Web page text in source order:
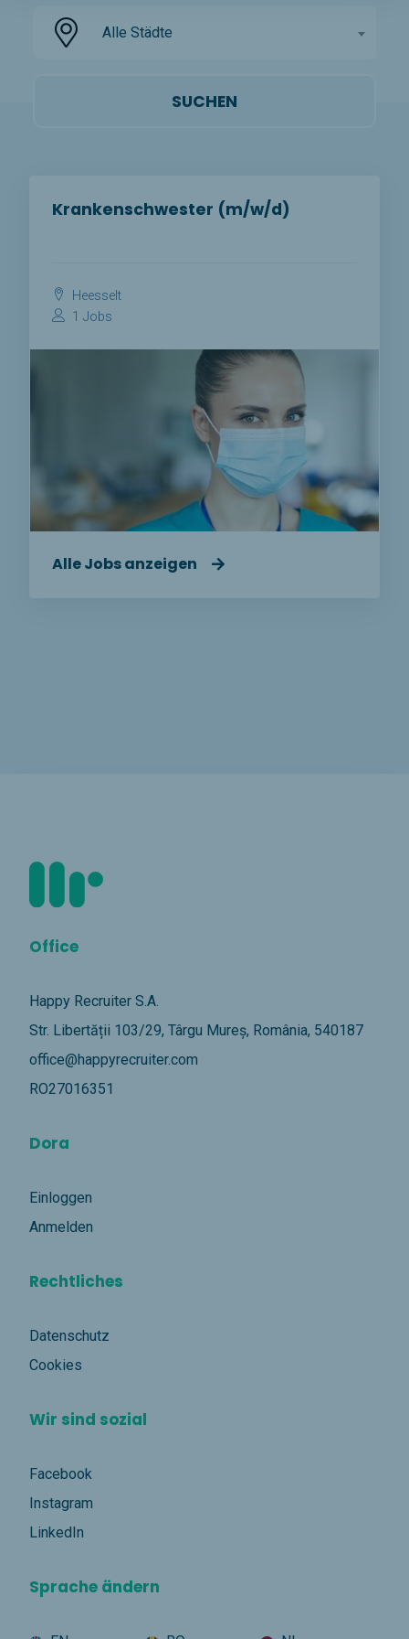
Alle Städte
Krankenschwester (m/w/d)
Heesselt
1 Jobs
Alle Jobs anzeigen
Office
Happy Recruiter S.A.
Str. Libertății 103/29, Târgu Mureș, România, 540187
office@happyrecruiter.com
RO27016351
Dora
Einloggen
Anmelden
Rechtliches
Datenschutz
Cookies
Wir sind sozial
Facebook
Instagram
LinkedIn
Sprache ändern